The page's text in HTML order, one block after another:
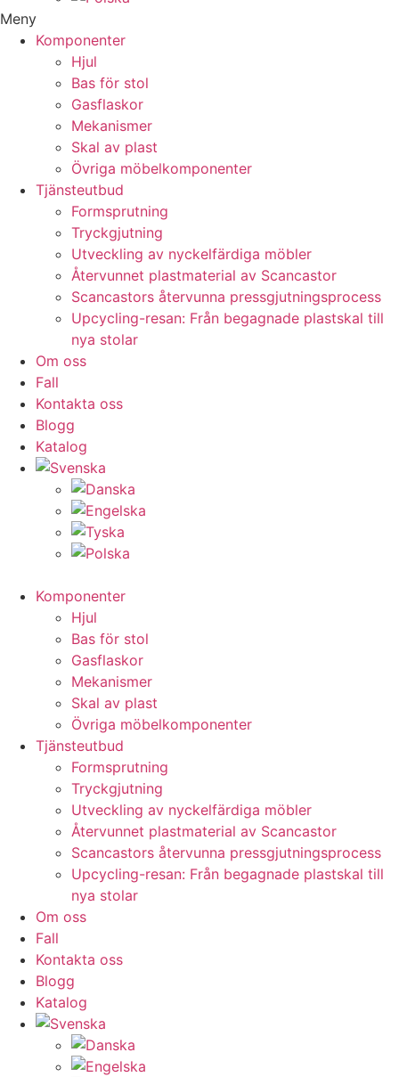
Meny
Komponenter
Hjul
Bas för stol
Gasflaskor
Mekanismer
Skal av plast
Övriga möbelkomponenter
Tjänsteutbud
Formsprutning
Tryckgjutning
Utveckling av nyckelfärdiga möbler
Återvunnet plastmaterial av Scancastor
Scancastors återvunna pressgjutningsprocess
Upcycling-resan: Från begagnade plastskal till
nya stolar
Om oss
Fall
Kontakta oss
Blogg
Katalog
Komponenter
Hjul
Bas för stol
Gasflaskor
Mekanismer
Skal av plast
Övriga möbelkomponenter
Tjänsteutbud
Formsprutning
Tryckgjutning
Utveckling av nyckelfärdiga möbler
Återvunnet plastmaterial av Scancastor
Scancastors återvunna pressgjutningsprocess
Upcycling-resan: Från begagnade plastskal till
nya stolar
Om oss
Fall
Kontakta oss
Blogg
Katalog